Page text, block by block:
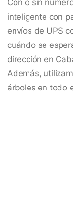
Con o sin
inteligente con
envíos de UPS
cuándo se
dirección en
Además,
árboles en todo